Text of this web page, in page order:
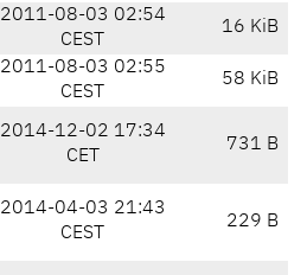
2011-08-03 02:54
CEST
16 KiB
2011-08-03 02:55
CEST
58 KiB
2014-12-02 17:34
CET
731 B
2014-04-03 21:43
CEST
229 B